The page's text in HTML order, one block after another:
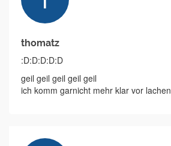
thomatz
:D:D:D:D:D
geil geil geil geil geil
ich komm garnicht mehr klar vor lachen